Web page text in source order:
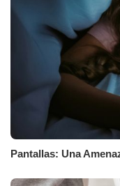
Pantallas: Una